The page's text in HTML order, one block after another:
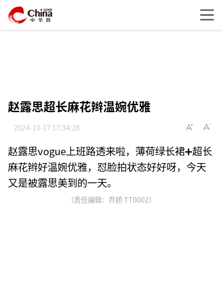
赵露思超长麻花辫温婉优雅
2024-10-17 17:34:28
赵露思vogue上班路透来啦，薄荷绿长裙➕超长
麻花辫好温婉优雅，怼脸拍状态好好呀，今天
又是被露思美到的一天。
（责任编辑：乔娇 TT0002）